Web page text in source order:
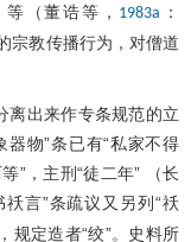
（董诰等， 1983a ：
宗教传播行为，对僧道
离出来作专条规范的立
物”条已有“私家不得
”，主刑“徒二年” （长
祅言”条疏议又另列“祅
规定造者“绞”。史料所